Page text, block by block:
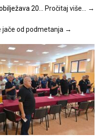
20… Pročitaj više… →
jače od podmetanja →